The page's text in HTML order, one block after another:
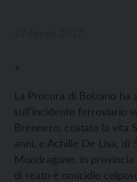
>
La Procura di Bolzano ha
sull’incidente ferroviario
Brennero, costato la vita
anni, e Achille De Lisa, di
Mondragone, in provincia
di reato è omicidio